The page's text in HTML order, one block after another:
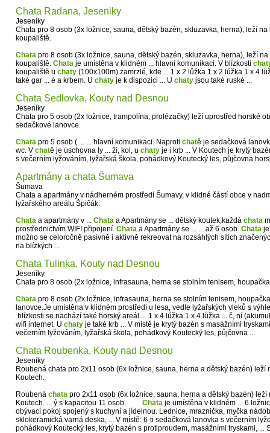
Chata Radana, Jeseniky
Jeseníky
Chata pro 8 osob (3x ložnice, sauna, dětský bazén, skluzavka, herna), leží
koupaliště.
Chata pro 8 osob (3x ložnice, sauna, dětský bazén, skluzavka, herna), leží
koupaliště. Chata je umístěna v klidném ... hlavní komunikaci. V blízkosti
koupaliště u chaty (100x100m) zamrzlé, kde ... 1 x 2 lůžka 1 x 2 lůžka 1 x 4
také gar ... é a krbem. U chaty je k dispozici ... U chaty jsou také ruské ...
Chata Sedlovka, Kouty nad Desnou
Jeseníky
Chata pro 5 osob (2x ložnice, trampolína, prolézačky) leží uprostřed horské
sedačkové lanovce.
Chata pro 5 osob ( ... ... hlavní komunikaci. Naproti chatě je sedačková
wc. V chatě je úschovna ly ... ží, kol, u chaty je i krb ... V Koutech je krytý
s večerním lyžováním, lyžařská škola, pohádkový Koutecký les, půjčovna
Apartmány a chata Šumava
Šumava
Chata a apartmány v nádherném prostředí Šumavy, v klidné částí obce v
lyžařského areálu Špičák.
Chata a apartmány v ... Chata a Apartmány se ... dětský koutek,každá chata
prostřednictvím WIFI připojení. Chata a Apartmány se ... ... až 6 osob. Chata
možno se celoročně pasívně i aktivně rekreovat na rozsáhlých sítích
na blízkých ...
Chata Tulinka, Kouty nad Desnou
Jeseníky
Chata pro 8 osob (2x ložnice, infrasauna, herna se stolním tenisem,
Chata pro 8 osob (2x ložnice, infrasauna, herna se stolním tenisem,
lanovce.Je umístěna v klidném prostředí u lesa, vedle lyžařských vleků s
blízkosti se nachází také horský areál ... 1 x 4 lůžka 1 x 4 lůžka ... č, ní
wifi internet. U chaty je také krb ... V místě je krytý bazén s masážními
večerním lyžováním, lyžařská škola, pohádkový Koutecký les, půjčovna ...
Chata Roubenka, Kouty nad Desnou
Jeseníky
Roubená chata pro 2x11 osob (6x ložnice, sauna, herna a dětský bazén) leží
Koutech.
Roubená chata pro 2x11 osob (6x ložnice, sauna, herna a dětský bazén)
Koutech. ... ý s kapacitou 11 osob. Chata je umístěna v klidném ... 6
obývací pokoj spojený s kuchyní a jídelnou. Lednice, mraznička, myčka
sklokeramická varná deska, ... V místě: 6-ti sedačková lanovka s večerním
pohádkový Koutecký les, krytý bazén s protiproudem, masážními tryskami, ...